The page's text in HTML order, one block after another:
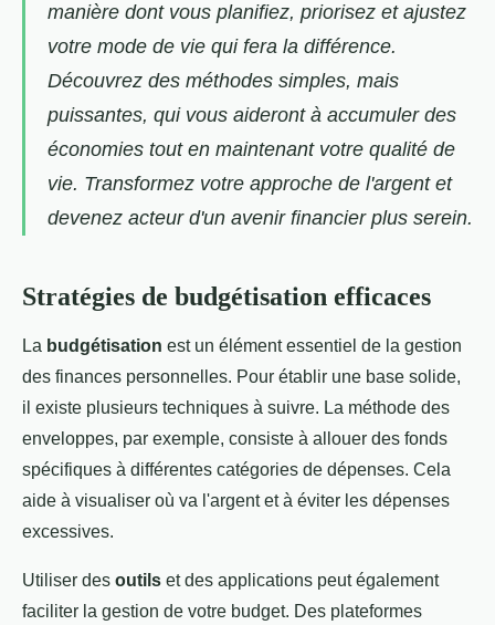
manière dont vous planifiez, priorisez et ajustez
votre mode de vie qui fera la différence.
Découvrez des méthodes simples, mais
puissantes, qui vous aideront à accumuler des
économies tout en maintenant votre qualité de
vie. Transformez votre approche de l'argent et
devenez acteur d'un avenir financier plus serein.
Stratégies de budgétisation efficaces
La budgétisation est un élément essentiel de la gestion
des finances personnelles. Pour établir une base solide,
il existe plusieurs techniques à suivre. La méthode des
enveloppes, par exemple, consiste à allouer des fonds
spécifiques à différentes catégories de dépenses. Cela
aide à visualiser où va l'argent et à éviter les dépenses
excessives.
Utiliser des outils et des applications peut également
faciliter la gestion de votre budget. Des plateformes